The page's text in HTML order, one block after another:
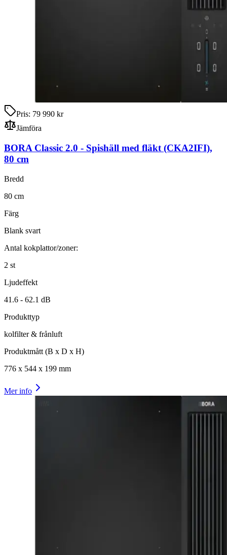
Pris: 79 990 kr
Jämföra
BORA Classic 2.0 - Spishäll med fläkt (CKA2IFI),
80 cm
Bredd
80 cm
Färg
Blank svart
Antal kokplattor/zoner:
2 st
Ljudeffekt
41.6 - 62.1 dB
Produkttyp
kolfilter & frånluft
Produktmått (B x D x H)
776 x 544 x 199 mm
Mer info